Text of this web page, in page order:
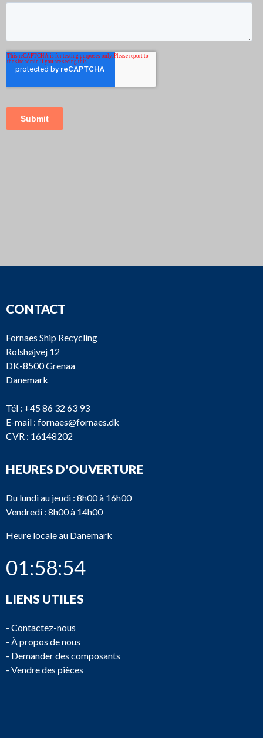
CONTACT
Fornaes Ship Recycling
Rolshøjvej 12
DK-8500 Grenaa
Danemark
Tél : +45 86 32 63 93
E-mail : fornaes@fornaes.dk
CVR : 16148202
HEURES D'OUVERTURE
Du lundi au jeudi : 8h00 à 16h00
Vendredi : 8h00 à 14h00
Heure locale au Danemark
01:58:55
LIENS UTILES
- Contactez-nous
- À propos de nous
- Demander des composants
- Vendre des pièces